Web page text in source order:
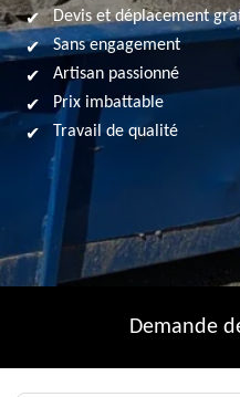
Devis et déplacement
Sans engagement
Artisan passionné
Prix imbattable
Travail de qualité
Demande